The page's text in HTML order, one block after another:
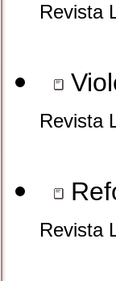
Revista
Revista
Revista